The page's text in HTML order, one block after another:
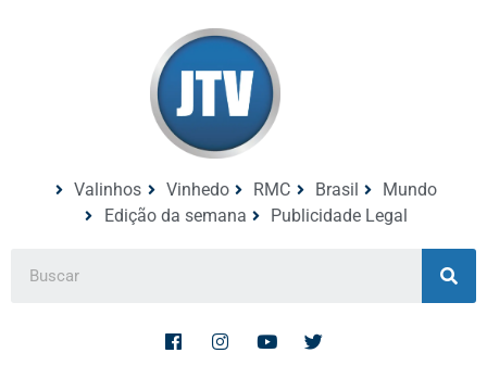
Valinhos Vinhedo RMC Brasil
Mundo
Edição da semana
Publicidade Legal